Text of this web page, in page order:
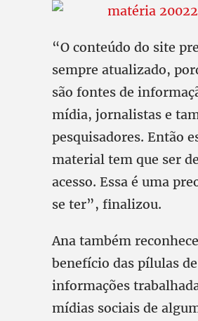
“O conteúdo do site
sempre atualizado,
são fontes de
mídia, jornalistas e
pesquisadores. Então
material tem que ser
acesso. Essa é uma
se ter”, finalizou.
Ana também
benefício das pílulas de
informações
mídias sociais de